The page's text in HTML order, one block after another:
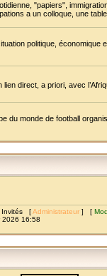
"papiers",
a un colloque, une table
politique, économique
direct, a priori, avec
du monde de football
Invités [Administrateur ] [
2026 16:58